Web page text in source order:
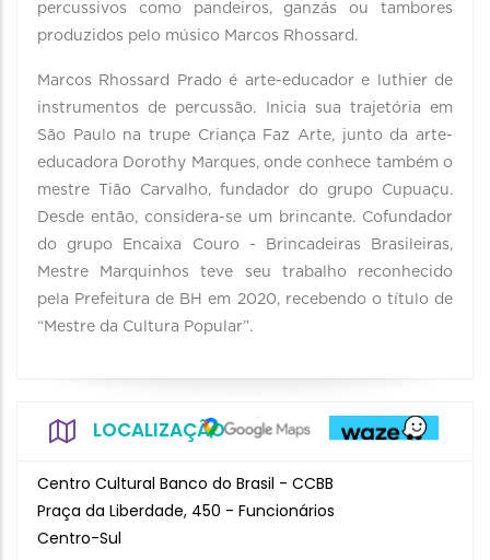
percussivos como pandeiros, ganzás ou tambores
produzidos pelo músico Marcos Rhossard.
Marcos Rhossard Prado é arte-educador e luthier de
instrumentos de percussão. Inicia sua trajetória em
São Paulo na trupe Criança Faz Arte, junto da arte-
educadora Dorothy Marques, onde conhece também o
mestre Tião Carvalho, fundador do grupo Cupuaçu.
Desde então, considera-se um brincante. Cofundador
do grupo Encaixa Couro - Brincadeiras Brasileiras,
Mestre Marquinhos teve seu trabalho reconhecido
pela Prefeitura de BH em 2020, recebendo o título de
“Mestre da Cultura Popular”.
LOCALIZAÇÃO
Centro Cultural Banco do Brasil - CCBB
Praça da Liberdade, 450 - Funcionários
Centro-Sul